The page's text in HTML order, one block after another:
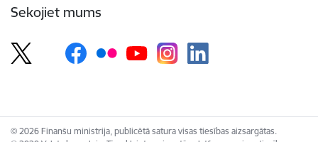
Sekojiet mums
© 2026 Finanšu ministrija, publicētā satura visas tiesības aizsargātas.